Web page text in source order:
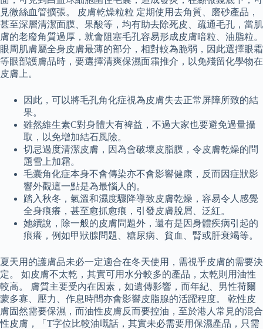
見微絲血管擴張。 皮膚乾燥粒粒 定期使用去角質、磨砂產品，
甚至深層清潔面膜、果酸等，均有助去除死皮、疏通毛孔，當肌
膚的老廢角質過厚，就會阻塞毛孔容易形成皮膚暗粒、油脂粒。
眼周肌膚屬全身皮膚最薄的部分，相對較為脆弱，因此選擇眼霜
等眼部護膚品時，要選擇清爽保濕面霜推介，以免殘留化學物在
皮膚上。
因此，可以將毛孔角化症視為皮膚失去正常屏障所致的結
果。
雖然維生素C對身體大有裨益，不過大家也要避免過量攝
取，以免增加結石風險。
切忌過度清潔皮膚，因為會破壞皮脂膜，令皮膚乾燥的問
題雪上加霜。
毛囊角化症本身不會傳染亦不會影響健康，反而因症狀影
響外觀這一點是為最惱人的。
踏入秋冬，氣溫和濕度驟降導致皮膚乾燥，容易令人感覺
全身痕癢，甚至愈抓愈痕，引發皮膚脫屑、泛紅。
她續說，除一般的皮膚問題外，還有是因身體疾病引起的
痕癢，例如甲狀腺問題、糖尿病、貧血、腎或肝衰竭等。
夏天用的護膚品未必一定適合在冬天使用，需視乎皮膚的需要決
定。 如皮膚不太乾，其實可用水分較多的產品，太乾則用油性
較高。 膚質主要受內在因素，如遺傳影響，而年紀、男性荷爾
蒙多寡、壓力、作息時間亦會影響皮脂腺的活躍程度。 乾性皮
膚固然需要保濕，而油性皮膚反而要控油，至於港人常見的混合
性皮膚，「T字位比較油嘅話，其實未必需要用保濕產品，只需